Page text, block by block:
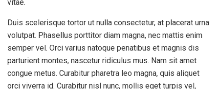
vitae.
Duis scelerisque tortor ut nulla consectetur, at placerat urna
volutpat. Phasellus porttitor diam magna, nec mattis enim
semper vel. Orci varius natoque penatibus et magnis dis
parturient montes, nascetur ridiculus mus. Nam sit amet
congue metus. Curabitur pharetra leo magna, quis aliquet
orci viverra id. Curabitur nisl nunc, mollis eget turpis vel,